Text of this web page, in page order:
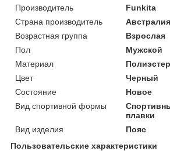
Производитель
Funkita
Страна производитель
Австралия
Возрастная группа
Взрослая
Пол
Мужской
Материал
Полиэстер
Цвет
Черный
Состояние
Новое
Вид спортивной формы
плавки
Вид изделия
Пояс
Пользовательские характеристики